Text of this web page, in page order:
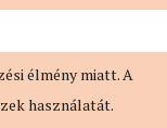
élmény miatt. A
használatát.